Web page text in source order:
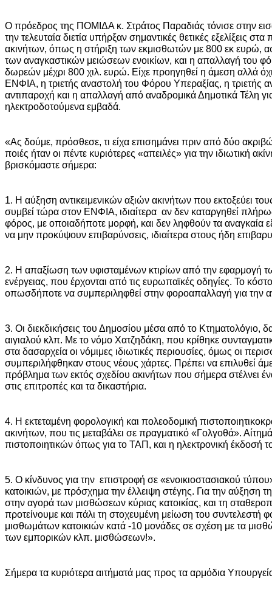
Ο πρόεδρος της ΠΟΜΙΔΑ κ. Στράτος Παραδιάς τόνισε στην
την τελευταία διετία υπήρξαν σημαντικές θετικές εξελίξεις
ακινήτων, όπως η στήριξη των εκμισθωτών με 800 εκ ευρώ,
των αναγκαστικών μειώσεων ενοικίων, και η απαλλαγή του
δωρεών μέχρι 800 χιλ. ευρώ. Είχε προηγηθεί η άμεση αλλά
ΕΝΦΙΑ, η τριετής αναστολή του Φόρου Υπεραξίας, η τριετής
αντιπαροχή και η απαλλαγή από αναδρομικά Δημοτικά Τέλη
ηλεκτροδοτούμενα εμβαδά.
«Ας δούμε, πρόσθεσε, τι είχα επισημάνει πριν από δύο
ποιές ήταν οι πέντε κυριότερες «απειλές» για την ιδιωτική
βρισκόμαστε σήμερα:
1. Η αύξηση αντικειμενικών αξιών ακινήτων που εκτοξεύει
συμβεί τώρα στον ΕΝΦΙΑ, ιδιαίτερα αν δεν καταργηθεί
φόρος, με οποιαδήποτε μορφή, και δεν ληφθούν τα αναγκαία
να μην προκύψουν επιβαρύνσεις, ιδιαίτερα στους ήδη
2. Η απαξίωση των υφισταμένων κτιρίων από την εφαρμογή
ενέργειας, που έρχονται από τις ευρωπαϊκές οδηγίες. Το
οπωσδήποτε να συμπεριληφθεί στην φοροαπαλλαγή για την
3. Οι διεκδικήσεις του Δημοσίου μέσα από το Κτηματολόγιο,
αιγιαλού κλπ. Με το νόμο Χατζηδάκη, που κρίθηκε
στα δασαρχεία οι νόμιμες ιδιωτικές περιουσίες, όμως οι
συμπεριλήφθηκαν στους νέους χάρτες. Πρέπει να επιλυθεί
πρόβλημα των εκτός σχεδίου ακινήτων που σήμερα στέλνει
στις επιτροπές και τα δικαστήρια.
4. Η εκτεταμένη φορολογική και πολεοδομική
ακινήτων, που τις μεταβάλει σε πραγματικό «Γολγοθά».
πιστοποιητικών όπως για το ΤΑΠ, και η ηλεκτρονική έκδοσή
5. Ο κίνδυνος για την επιστροφή σε «ενοικιοστασιακού
κατοικιών, με πρόσχημα την έλλειψη στέγης. Για την αύξηση
στην αγορά των μισθώσεων κύριας κατοικίας, και τη
προτείνουμε και πάλι τη στοχευμένη μείωση του συντελεστή
μισθωμάτων κατοικιών κατά -10 μονάδες σε σχέση με τα
των εμπορικών κλπ. μισθώσεων!».
Σήμερα τα κυριότερα αιτήματά μας προς τα αρμόδια Υπουργεία